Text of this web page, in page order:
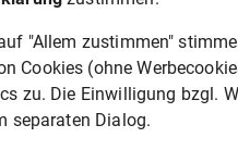
oder Firma begründete
des Geschäfts in
des Handelsmaklers
"Allem zustimmen"
Cookies (ohne
zu. Die Einwilligung bzgl.
separaten Dialog.